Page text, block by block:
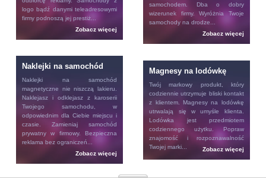
logo bądź danymi teleadresowymi
firmy podnoszą jej prestiż...
Zobacz więcej
samochodem. Dba o dobry
wizerunek firmy. Wyróżnia Twoje
samochody na drodze...
Zobacz więcej
Naklejki na samochód
Naklejki na samochód
magnetyczne nie niszczą lakieru.
Naklejasz i odklejasz z karoserii
Twojego samochodu, w
odpowiednim dla Ciebie miejscu i
czasie. Zamieniaj samochód
prywatny w firmowy. Bezpieczna
reklama bez ograniczeń...
Zobacz więcej
Magnesy na lodówkę
Twój markowy produkt, który
codziennie utrzymuje bliski kontakt
z klientem. Magnesy na lodówkę
utrwalają się w umyśle klienta.
Lodówka jest przedmiotem
codziennego użytku. Popraw
znajomość i rozpoznawalność
Twojej marki...
Zobacz więcej